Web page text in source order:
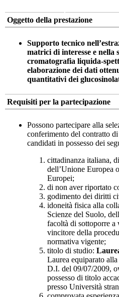
Oggetto della prestazione
Supporto tecnico
matrici di interesse e nella
cromatografia liquida-
elaborazione dei dati
quantitativi dei
Requisiti per la partecipazione
Possono partecipare alla
conferimento del contratto
candidati in possesso dei
cittadinanza italiana,
dell’Unione Europea
Europei;
di non aver riportato
godimento dei diritti
idoneità fisica alla
Scienze del Suolo,
facoltà di sottoporre
vincitore della
normativa vigente;
titolo di studio:
Laurea equiparato
D.I. del 09/07/2009,
possesso di titolo
presso Università